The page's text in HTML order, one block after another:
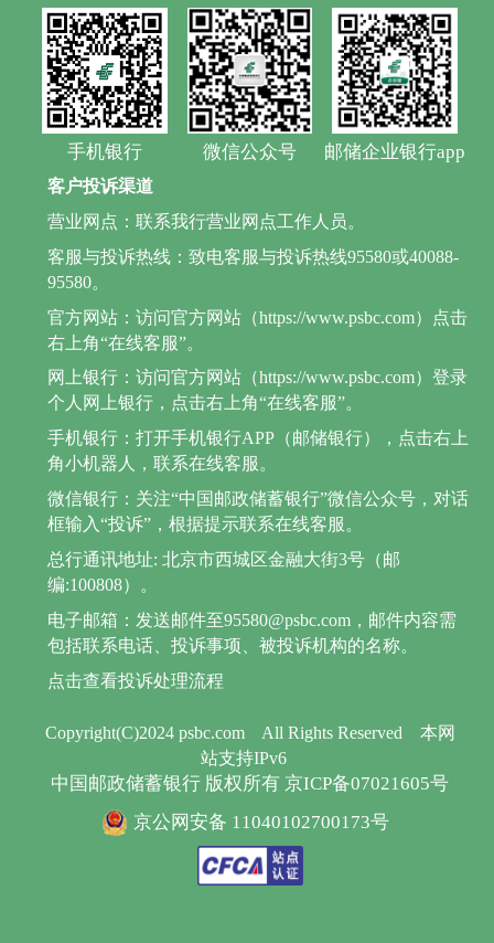
手机银行 微信公众号 邮储企业银行app
Copyright(C)2024 psbc.com All Rights Reserved
本网
站支持IPv6
中国邮政储蓄银行 版权所有 京ICP备07021605号
京公网安备 11040102700173号
客户投诉渠道
营业网点：联系我行营业网点工作人员。
客服与投诉热线：致电客服与投诉热线95580或40088-
95580。
官方网站：访问官方网站（https://www.psbc.com）点击
右上角“在线客服”。
网上银行：访问官方网站（https://www.psbc.com）登录
个人网上银行，点击右上角“在线客服”。
手机银行：打开手机银行APP（邮储银行），点击右上
角小机器人，联系在线客服。
微信银行：关注“中国邮政储蓄银行”微信公众号，对话
框输入“投诉”，根据提示联系在线客服。
总行通讯地址: 北京市西城区金融大街3号（邮
编:100808）。
电子邮箱：发送邮件至95580@psbc.com，邮件内容需
包括联系电话、投诉事项、被投诉机构的名称。
点击查看投诉处理流程